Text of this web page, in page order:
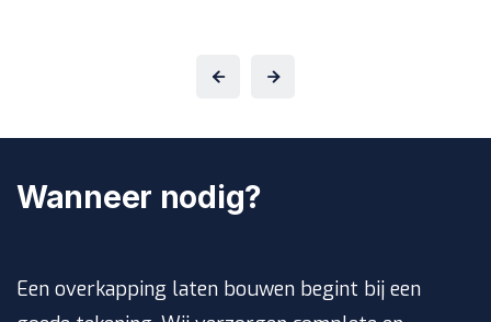
Wanneer nodig?
Een overkapping laten bouwen begint bij een